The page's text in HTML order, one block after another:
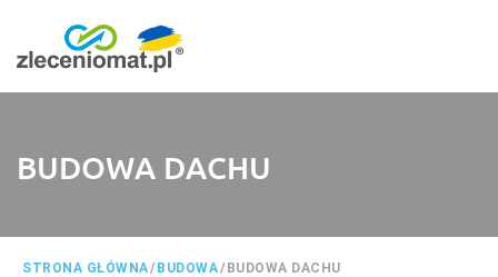
BUDOWA DACHU
STRONA GŁÓWNA/ BUDOWA/ BUDOWA DACHU